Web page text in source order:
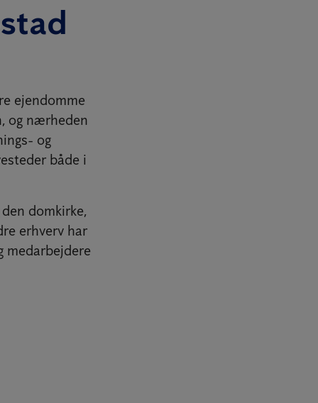
ejendomme
og nærheden
og
både i
domkirke,
erhverv har
medarbejdere